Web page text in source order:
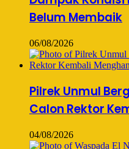
Belum Membaik
06/08/2026
Pilrek Unmul
Calon Rektor
04/08/2026